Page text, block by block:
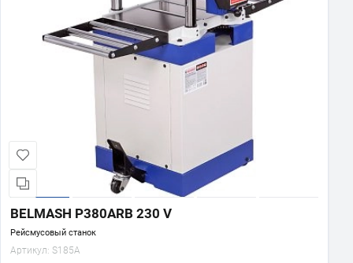
BELMASH P380ARB 230 V
Рейсмусовый станок
Артикул: S185A